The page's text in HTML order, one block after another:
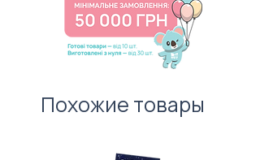
першого враження!
вартості нанесення.
Похожие товары